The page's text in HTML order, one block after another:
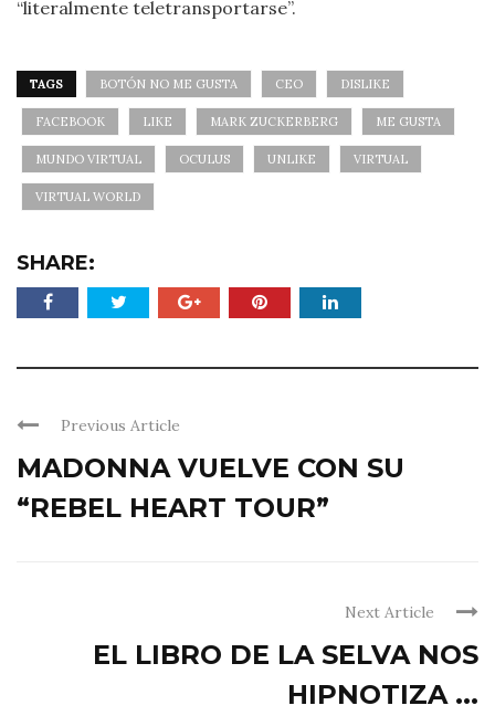
“literalmente teletransportarse”.
TAGS BOTÓN NO ME GUSTA CEO DISLIKE
FACEBOOK LIKE MARK ZUCKERBERG ME GUSTA
MUNDO VIRTUAL OCULUS UNLIKE VIRTUAL
VIRTUAL WORLD
SHARE:
Previous Article
MADONNA VUELVE CON SU
“REBEL HEART TOUR”
Next Article
EL LIBRO DE LA SELVA NOS
HIPNOTIZA ...